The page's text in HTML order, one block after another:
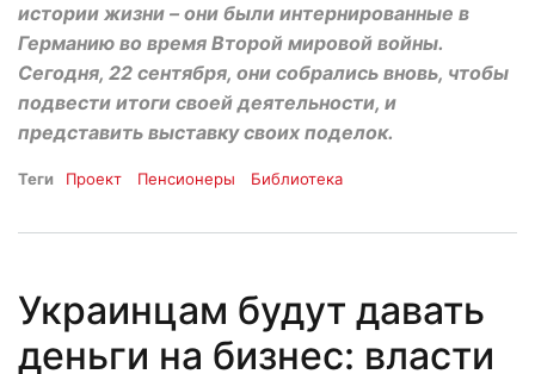
истории жизни – они были интернированные в
Германию во время Второй мировой войны.
Сегодня, 22 сентября, они собрались вновь, чтобы
подвести итоги своей деятельности, и
представить выставку своих поделок.
Теги Проект Пенсионеры Библиотека
Украинцам будут давать
деньги на бизнес: власти